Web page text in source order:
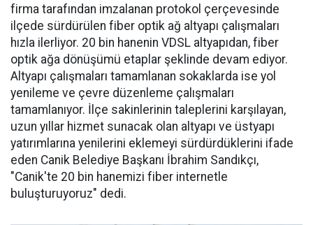
firma tarafından imzalanan protokol çerçevesinde
ilçede sürdürülen fiber optik ağ altyapı çalışmaları
hızla ilerliyor. 20 bin hanenin VDSL altyapıdan, fiber
optik ağa dönüşümü etaplar şeklinde devam ediyor.
Altyapı çalışmaları tamamlanan sokaklarda ise yol
yenileme ve çevre düzenleme çalışmaları
tamamlanıyor. İlçe sakinlerinin taleplerini karşılayan,
uzun yıllar hizmet sunacak olan altyapı ve üstyapı
yatırımlarına yenilerini eklemeyi sürdürdüklerini ifade
eden Canik Belediye Başkanı İbrahim Sandıkçı,
"Canik'te 20 bin hanemizi fiber internetle
buluşturuyoruz" dedi.